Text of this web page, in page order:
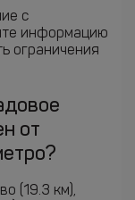
с
информацию
ограничения
от
(19.3 км),